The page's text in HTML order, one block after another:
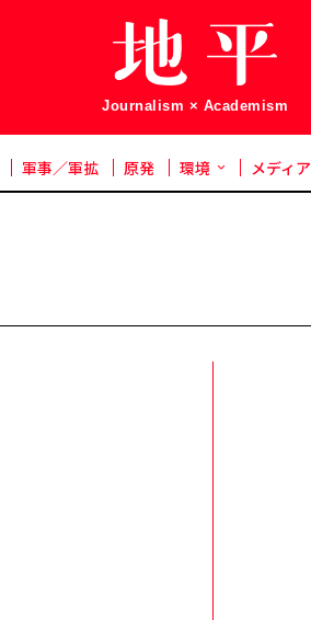
Journalism × Academism
軍事／軍拡 原発 環境 メディア